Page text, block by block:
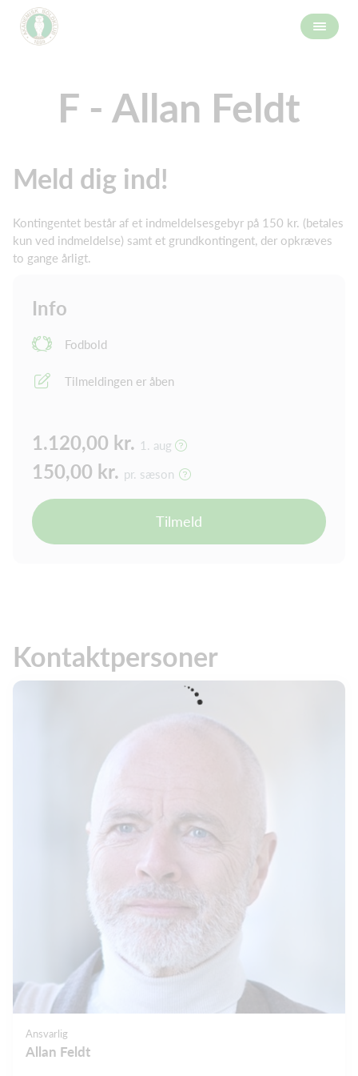
F - Allan Feldt
Meld dig ind!
Kontingentet består af et indmeldelsesgebyr på 150 kr. (betales
kun ved indmeldelse) samt et grundkontingent, der opkræves
to gange årligt.
Info
Fodbold
Tilmeldingen er åben
1.120,00 kr. 1. aug
150,00 kr. pr. sæson
Tilmeld
Kontaktpersoner
Ansvarlig
Allan Feldt